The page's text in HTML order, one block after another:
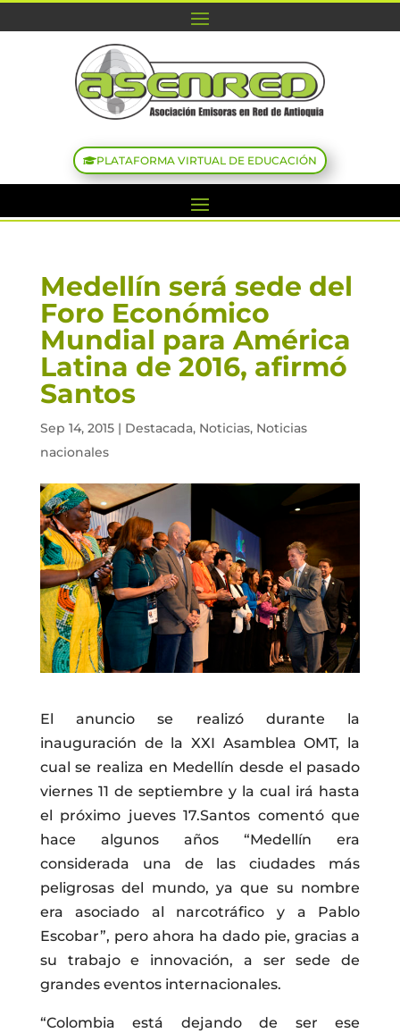
PLATAFORMA VIRTUAL DE EDUCACIÓN
Medellín será sede del
Foro Económico
Mundial para América
Latina de 2016, afirmó
Santos
Sep 14, 2015| Destacada, Noticias, Noticias
nacionales
El anuncio se realizó durante la
inauguración de la XXI Asamblea OMT, la
cual se realiza en Medellín desde el pasado
viernes 11 de septiembre y la cual irá hasta
el próximo jueves 17.Santos comentó que
hace algunos años “Medellín era
considerada una de las ciudades más
peligrosas del mundo, ya que su nombre
era asociado al narcotráfico y a Pablo
Escobar”, pero ahora ha dado pie, gracias a
su trabajo e innovación, a ser sede de
grandes eventos internacionales.
“Colombia está dejando de ser ese